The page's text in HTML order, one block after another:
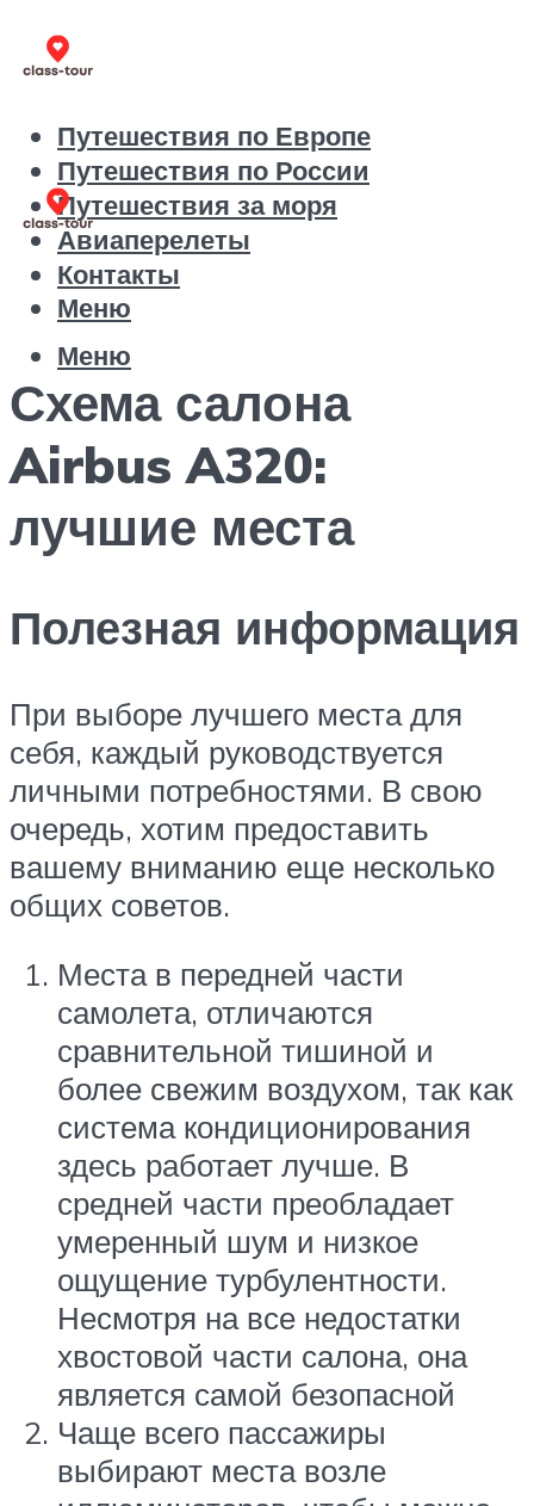
Путешествия по Европе
Путешествия по России
Путешествия за моря
Авиаперелеты
Контакты
Меню
Меню
Схема салона
Airbus A320:
лучшие места
Полезная информация
При выборе лучшего места для
себя, каждый руководствуется
личными потребностями. В свою
очередь, хотим предоставить
вашему вниманию еще несколько
общих советов.
Места в передней части
самолета, отличаются
сравнительной тишиной и
более свежим воздухом, так как
система кондиционирования
здесь работает лучше. В
средней части преобладает
умеренный шум и низкое
ощущение турбулентности.
Несмотря на все недостатки
хвостовой части салона, она
является самой безопасной
Чаще всего пассажиры
выбирают места возле